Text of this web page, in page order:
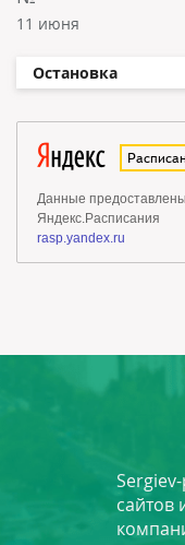
11 июня
Остановка
сайтов